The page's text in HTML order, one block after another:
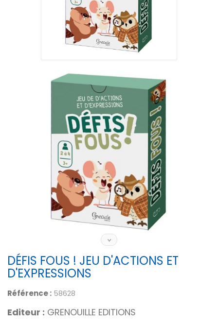
DÉFIS FOUS ! JEU D'ACTIONS ET
D'EXPRESSIONS
Référence : 58628
Editeur : GRENOUILLE EDITIONS